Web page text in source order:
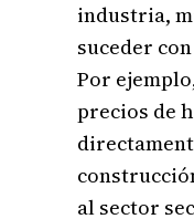
industria,
suceder
Por
precios de
al sector